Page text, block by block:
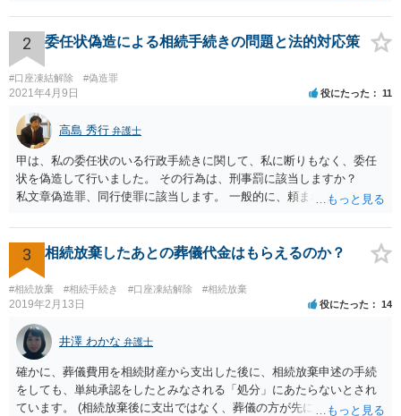
2 委任状偽造による相続手続きの問題と法的対応策
#口座凍結解除 #偽造罪
2021年4月9日 役にたった 11
高島 秀行 弁護士
甲は、私の委任状のいる行政手続きに関して、私に断りもなく、委任
状を偽造して行いました。 その行為は、刑事罰に該当しますか？
私文章偽造罪、同行使罪に該当します。 一般的に、頼まれた（委任さ
か？ 委任状を偽造して使用することはまでは依頼の範囲ではない
ので できないと思います。
3 相続放棄したあとの葬儀代金はもらえるのか？
#相続放棄 #相続手続き #口座凍結解除 #相続放棄
2019年2月13日 役にたった 14
井澤 わかな 弁護士
確かに、葬儀費用を相続財産から支出した後に、相続放棄申述の手続
をしても、単純承認をしたとみなされる「処分」にあたらないとされ
ています。 (相続放棄後に支出ではなく、葬儀の方が先に来るのが通常